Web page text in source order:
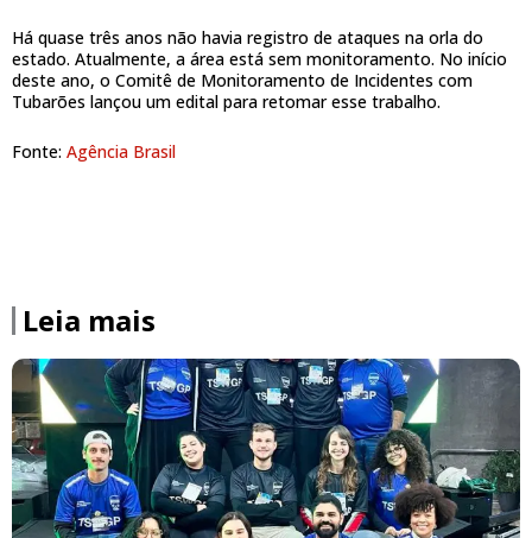
Há quase três anos não havia registro de ataques na orla do
estado. Atualmente, a área está sem monitoramento. No início
deste ano, o Comitê de Monitoramento de Incidentes com
Tubarões lançou um edital para retomar esse trabalho.
Fonte: Agência Brasil
Leia mais